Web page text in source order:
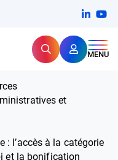
RechercherMENU
pour
et
: l’accès à la catégorie
et la bonification